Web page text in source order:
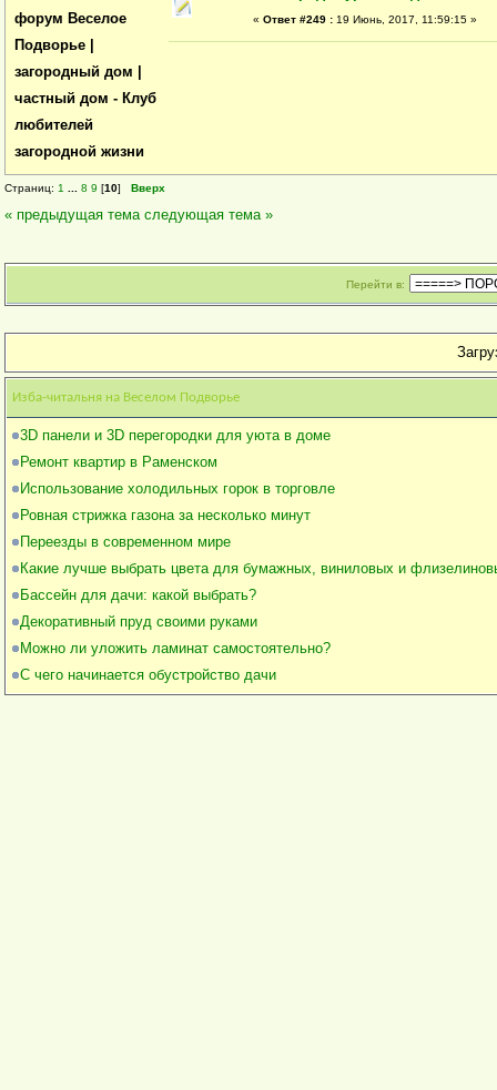
форум Веселое
Подворье |
загородный дом |
частный дом - Клуб
любителей
загородной жизни
« Ответ #249 : 19 Июнь, 2017, 11:59:15 »
Страниц: 1 8 9 [10] Вверх
« предыдущая тема следующая тема »
Перейти в:
Изба-читальня на Веселом Подворье
3D панели и 3D перегородки для уюта в доме
Ремонт квартир в Раменском
Использование холодильных горок в торговле
Ровная стрижка газона за несколько минут
Переезды в современном мире
Какие лучше выбрать цвета для бумажных, виниловых и
Бассейн для дачи: какой выбрать?
Декоративный пруд своими руками
Можно ли уложить ламинат самостоятельно?
С чего начинается обустройство дачи